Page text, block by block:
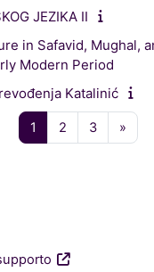
JEZIKA II
in Safavid, Mughal,
Modern Period
Katalinić
1 Pagina 1
2 Pagina 2
3Pagina 3
»